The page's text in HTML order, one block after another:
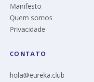
Manifesto
Quem somos
Privacidade
CONTATO
hola@eureka.club